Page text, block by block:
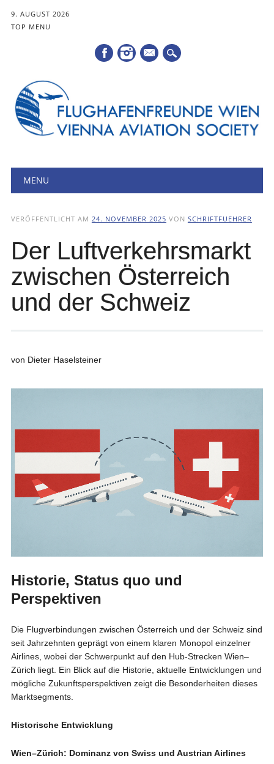
9. AUGUST 2026
TOP MENU
Mail
Hauptmenü
MENU
VERÖFFENTLICHT AM 24. NOVEMBER 2025 VON SCHRIFTFUEHRER
Der Luftverkehrsmarkt
zwischen Österreich
und der Schweiz
von Dieter Haselsteiner
Historie, Status quo und
Perspektiven
Die Flugverbindungen zwischen Österreich und der Schweiz sind
seit Jahrzehnten geprägt von einem klaren Monopol einzelner
Airlines, wobei der Schwerpunkt auf den Hub-Strecken Wien–
Zürich liegt. Ein Blick auf die Historie, aktuelle Entwicklungen und
mögliche Zukunftsperspektiven zeigt die Besonderheiten dieses
Marktsegments.
Historische Entwicklung
Wien–Zürich: Dominanz von Swiss und Austrian Airlines